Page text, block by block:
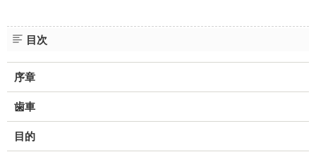
目次
序章
歯車
目的